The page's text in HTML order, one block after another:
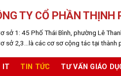
TY CỔ PHẦN THỊNH
sở 1: 45 Phố Thái Bình, phường Lê
sở 2,3...là các cơ sơ cộng tác tại thành
IT TIN TỨC TƯ VẤN GIÁO